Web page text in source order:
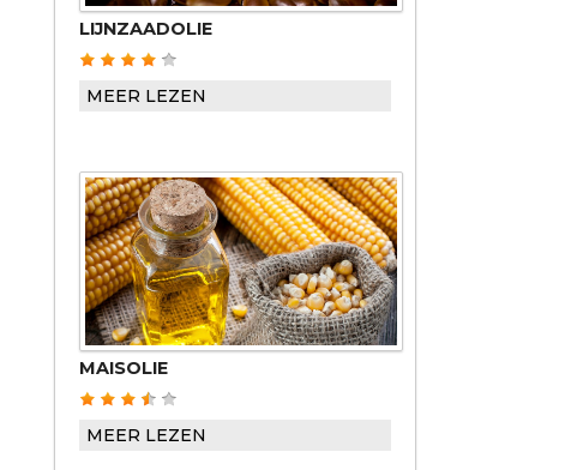
LIJNZAADOLIE
MEER LEZEN
MAISOLIE
MEER LEZEN